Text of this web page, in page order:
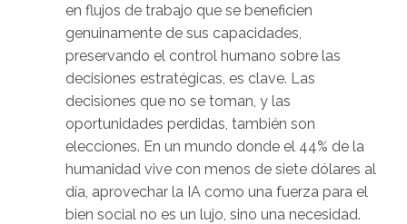
en flujos de trabajo que se beneficien
genuinamente de sus capacidades,
preservando el control humano sobre las
decisiones estratégicas, es clave. Las
decisiones que no se toman, y las
oportunidades perdidas, también son
elecciones. En un mundo donde el 44% de la
humanidad vive con menos de siete dólares al
día, aprovechar la IA como una fuerza para el
bien social no es un lujo, sino una necesidad.